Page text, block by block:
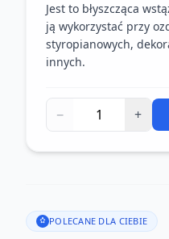
Jest to błyszcząca
ją wykorzystać przy
styropianowych,
innych.
− +
POLECANE DLA CIEBIE